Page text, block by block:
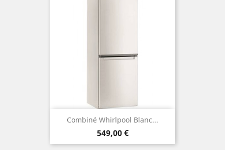
Combiné Whirlpool Blanc...
Prix
549,00 €